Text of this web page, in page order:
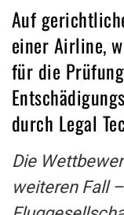
Auf
einer Airline,
für die
durch Legal
Die
weiteren Fall